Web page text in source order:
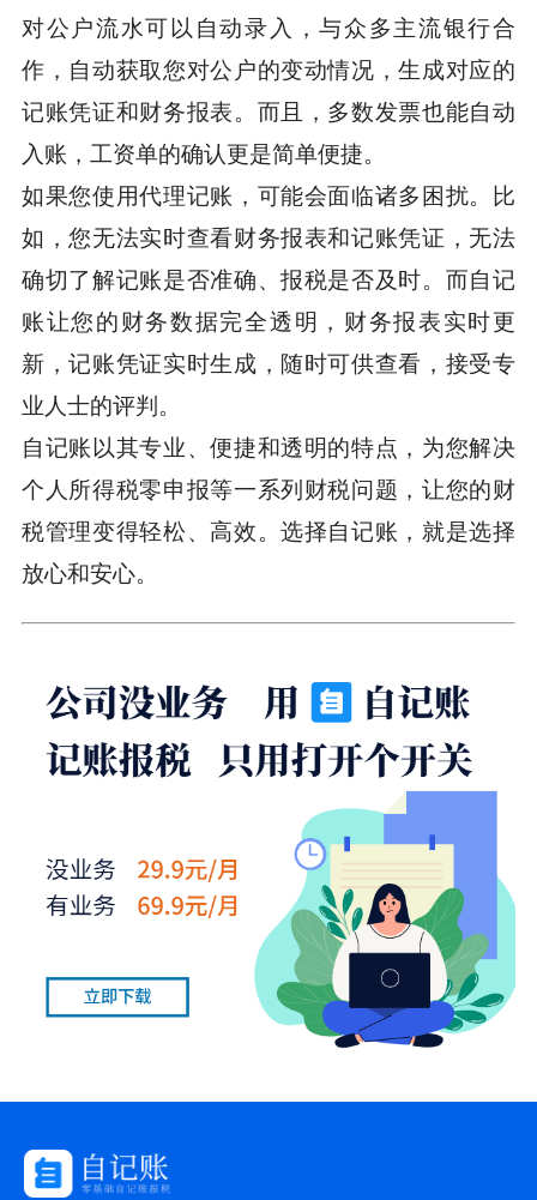
对公户流水可以自动录入，与众多主流银行合
作，自动获取您对公户的变动情况，生成对应的
记账凭证和财务报表。而且，多数发票也能自动
入账，工资单的确认更是简单便捷。
如果您使用代理记账，可能会面临诸多困扰。比
如，您无法实时查看财务报表和记账凭证，无法
确切了解记账是否准确、报税是否及时。而自记
账让您的财务数据完全透明，财务报表实时更
新，记账凭证实时生成，随时可供查看，接受专
业人士的评判。
自记账以其专业、便捷和透明的特点，为您解决
个人所得税零申报等一系列财税问题，让您的财
税管理变得轻松、高效。选择自记账，就是选择
放心和安心。